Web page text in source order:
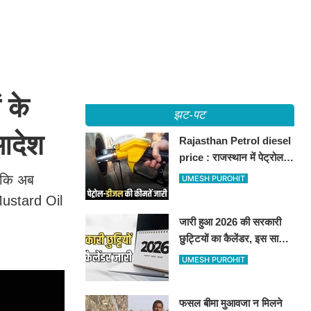
के
कि अब
Oil
झट-पट
Rajasthan Petrol diesel
price : राजस्थान में पेट्रोल-
डीजल की कीमतें जारी, जानिए
UMESH PUROHIT
जारी हुआ 2026 की सरकारी
छुट्टियों का कैलेंडर, इस साल
कई बार मिलेगा लगातार
UMESH PUROHIT
फसल बीमा मुआवजा न मिलने